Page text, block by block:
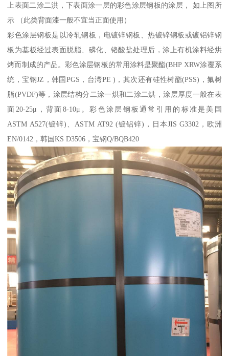
上表面二涂二洪，下表面涂一层的彩色涂层钢板的涂层， 如上图所
示 （此类背面漆一般不宜当正面使用）
彩色涂层钢板是以冷轧钢板，电镀锌钢板、热镀锌钢板或镀铝锌钢
板为基板经过表面脱脂、磷化、铬酸盐处理后，涂上有机涂料经烘
烤而制成的产品。彩色涂层钢板的常用涂料是聚酯(BHP XRW涂覆系
统，宝钢JZ，韩国PGS，台湾PE )，其次还有硅性树酯(PSS)，氟树
脂(PVDF)等，涂层结构分二涂一烘和二涂二烘，涂层厚度一般在表
面20-25μ，背面8-10μ。彩色涂层钢板通常引用的标准是美国
ASTM A527(镀锌)、ASTM AT92 (镀铝锌)，日本JIS G3302，欧洲
EN/0142，韩国KS D3506，宝钢Q/BQB420